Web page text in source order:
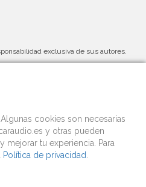
exclusiva de sus autores.
de car audio y quieres que lo
contacta con nosotros.
cookies son necesarias
y otras pueden
mejorar tu experiencia. Para
Política de privacidad